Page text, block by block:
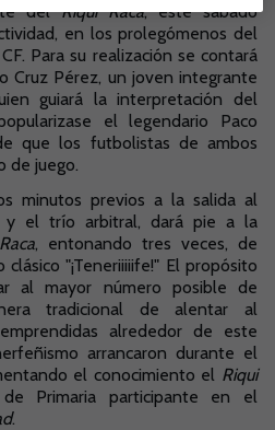
delRiqui Raca, este sábado
en los prolegómenos del
Para su realización se contará
Cruz Pérez, un joven integrante
guiará la interpretación del
el legendario Paco
que los futbolistas de ambos
de juego.
minutos previos a la salida al
y el trío arbitral, dará pie a la
, entonando tres veces, de
"¡Teneriiiiife!" El propósito
al mayor número posible de
tradicional de alentar al
alrededor de este
arrancaron durante el
el conocimiento el Riqui
Primaria participante en el
.